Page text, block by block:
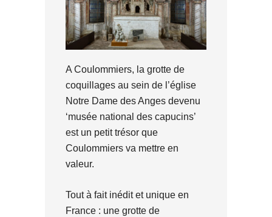
A Coulommiers, la grotte de
coquillages au sein de l’église
Notre Dame des Anges devenu
‘musée national des capucins’
est un petit trésor que
Coulommiers va mettre en
valeur.
Tout à fait inédit et unique en
France : une grotte de